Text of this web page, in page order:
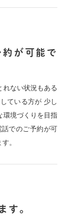
が可能で
れない状況もある
ている方が 少し
環境づくりを目指
でのご予約が可
。
す。